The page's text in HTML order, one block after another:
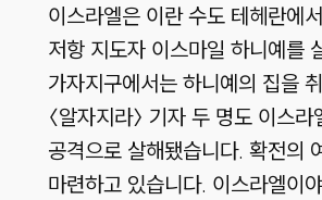
이스라엘은 이란 수도 테헤란에
저항 지도자 이스마일 하니예를
가자지구에서는 하니예의 집을
〈알자지라〉 기자 두 명도 이스라
공격으로 살해됐습니다. 확전의
마련하고 있습니다. 이스라엘이